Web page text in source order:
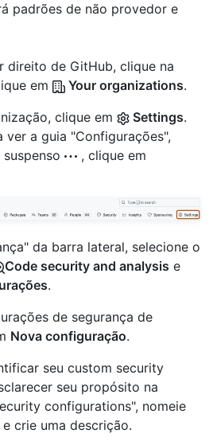
padrões de não provedor e
direito de GitHub, clique na
em
Your organizations.
clique em
Settings.
ver a guia "Configurações",
, clique em
da barra lateral, selecione o
Code security and analysis e
.
de segurança de
Nova configuração.
seu custom security
seu propósito na
configurations", nomeie
crie uma descrição.